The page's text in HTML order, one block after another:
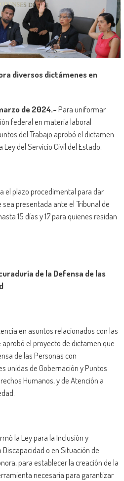
diversos dictámenes en
de 2024.-Para uniformar
federal en materia laboral
del Trabajo aprobó el dictamen
Ley del Servicio Civil del Estado.
el plazo procedimental para dar
presentada ante el Tribunal de
15 días y 17 para quienes residan
de la Defensa de las
en asuntos relacionados con las
el proyecto de dictamen que
de las Personas con
unidas de Gobernación y Puntos
Humanos, y de Atención a
la Ley para la Inclusión y
o en Situación de
para establecer la creación de la
necesaria para garantizar